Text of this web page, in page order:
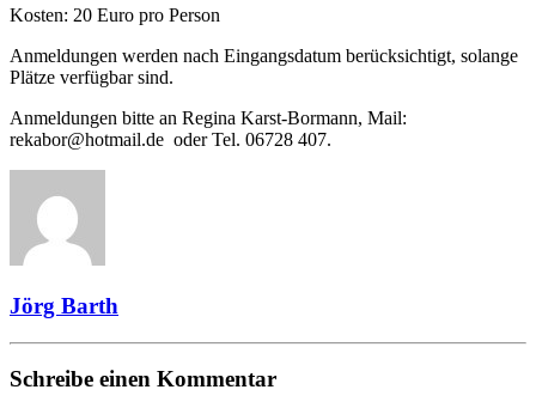
Kosten: 20 Euro pro Person
Anmeldungen werden nach Eingangsdatum berücksichtigt, solange
Plätze verfügbar sind.
Anmeldungen bitte an Regina Karst-Bormann, Mail:
rekabor@hotmail.de oder Tel. 06728 407.
Jörg Barth
Schreibe einen Kommentar